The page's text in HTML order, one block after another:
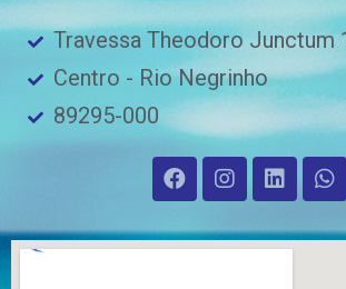
Travessa Theodoro Junctum
Centro - Rio Negrinho
89295-000